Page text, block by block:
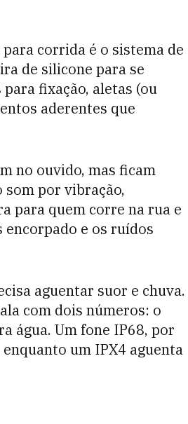
corrida é o sistema de
de silicone para se
fixação, aletas (ou
aderentes que
no ouvido, mas ficam
som por vibração,
para quem corre na rua e
e os ruídos
aguentar suor e chuva.
com dois números: o
água. Um fone IP68, por
um IPX4 aguenta